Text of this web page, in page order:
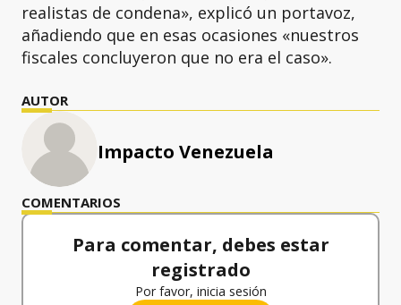
realistas de condena», explicó un portavoz,
añadiendo que en esas ocasiones «nuestros
fiscales concluyeron que no era el caso».
AUTOR
Impacto Venezuela
COMENTARIOS
Para comentar, debes estar
registrado
Por favor, inicia sesión